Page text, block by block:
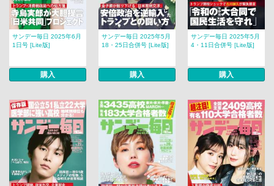
サンデー毎日 2025年6月
1日号 [Lite版]
購入
サンデー毎日 2025年5月
18・25日合併号 [Lite版]
購入
サンデー毎日 2025年5月
4・11日合併号 [Lite版]
購入